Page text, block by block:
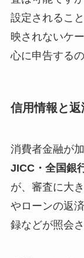
設定されるこ
映されないケ
心に申告する
信用情報と返
消費者金融が
JICC・全国銀
が、審査に大
やローンの返
録などが照会さ